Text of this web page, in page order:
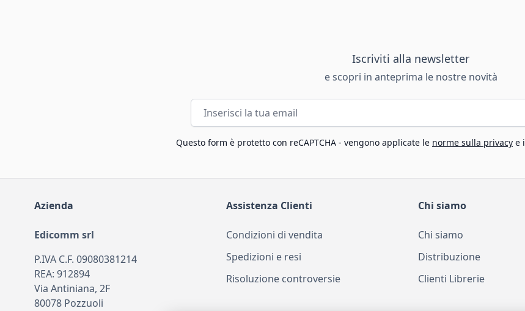
Iscriviti alla newsletter
e scopri in anteprima le nostre novità
Indirizzo email
Questo form è protetto con reCAPTCHA - vengono applicate le norme sulla privacy e i
Azienda
Edicomm srl
P.IVA C.F. 09080381214
REA: 912894
Via Antiniana, 2F
80078 Pozzuoli
Assistenza Clienti
Condizioni di vendita
Spedizioni e resi
Risoluzione controversie
Chi siamo
Chi siamo
Distribuzione
Clienti Librerie